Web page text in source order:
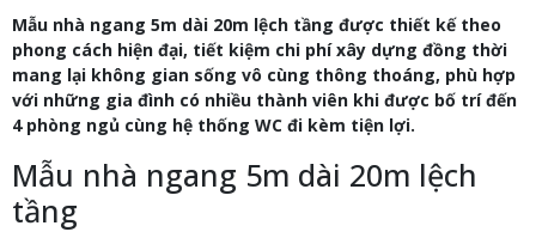
Mẫu nhà ngang 5m dài 20m lệch tầng được thiết kế theo
phong cách hiện đại, tiết kiệm chi phí xây dựng đồng thời
mang lại không gian sống vô cùng thông thoáng, phù hợp
với những gia đình có nhiều thành viên khi được bố trí đến
4 phòng ngủ cùng hệ thống WC đi kèm tiện lợi.
Mẫu nhà ngang 5m dài 20m lệch
tầng